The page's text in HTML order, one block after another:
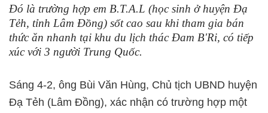
Đó là trường hợp em B.T.A.L (học sinh ở huyện Đạ
Tẻh, tỉnh Lâm Đồng) sốt cao sau khi tham gia bán
thức ăn nhanh tại khu du lịch thác Đam B'Ri, có tiếp
xúc với 3 người Trung Quốc.
Sáng 4-2, ông Bùi Văn Hùng, Chủ tịch UBND huyện
Đạ Tẻh (Lâm Đồng), xác nhận có trường hợp một